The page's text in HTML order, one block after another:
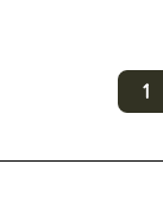
1